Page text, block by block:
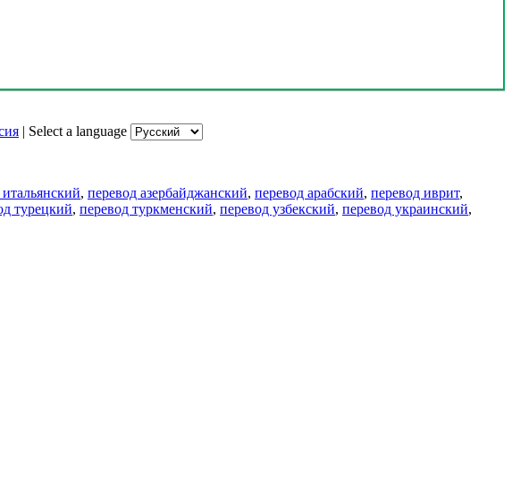
| Select a language
, перевод азербайджанский, перевод арабский, перевод иврит,
турецкий, перевод туркменский, перевод узбекский, перевод украинский,